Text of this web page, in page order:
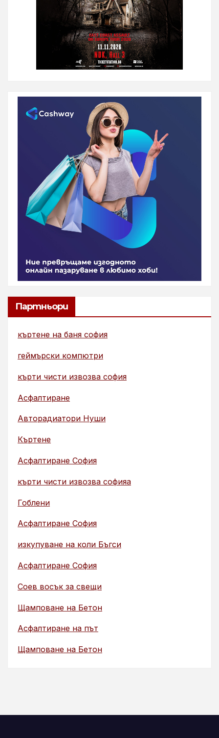
Партньори
къртене на баня софия
геймърски компютри
кърти чисти извозва софия
Асфалтиране
Авторадиатори Нуши
Къртене
Асфалтиране София
кърти чисти извозва софияа
Гоблени
Асфалтиране София
изкупуване на коли Бъгси
Асфалтиране София
Соев восък за свещи
Щамповане на Бетон
Асфалтиране на път
Щамповане на Бетон